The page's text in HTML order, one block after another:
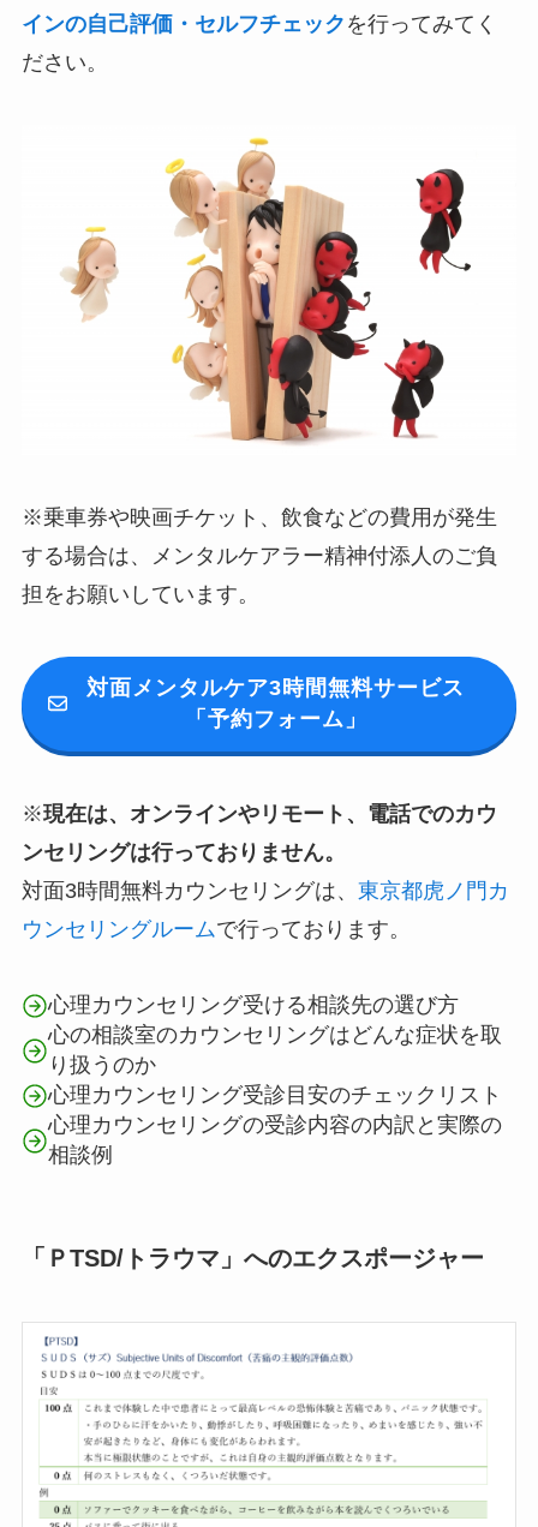
インの自己評価・セルフチェック を行ってみてく
ださい。
※乗車券や映画チケット、飲食などの費用が発生
する場合は、メンタルケアラー精神付添人のご負
担をお願いしています。
対面メンタルケア3時間無料サービス
「予約フォーム」
※現在は、オンラインやリモート、電話でのカウ
ンセリングは行っておりません。
対面3時間無料カウンセリングは、 東京都虎ノ門カ
ウンセリングルームで行っております。
心理カウンセリング受ける相談先の選び方
心の相談室のカウンセリングはどんな症状を取
り扱うのか
心理カウンセリング受診目安のチェックリスト
心理カウンセリングの受診内容の内訳と実際の
相談例
「ＰTSD/トラウマ」へのエクスポージャー